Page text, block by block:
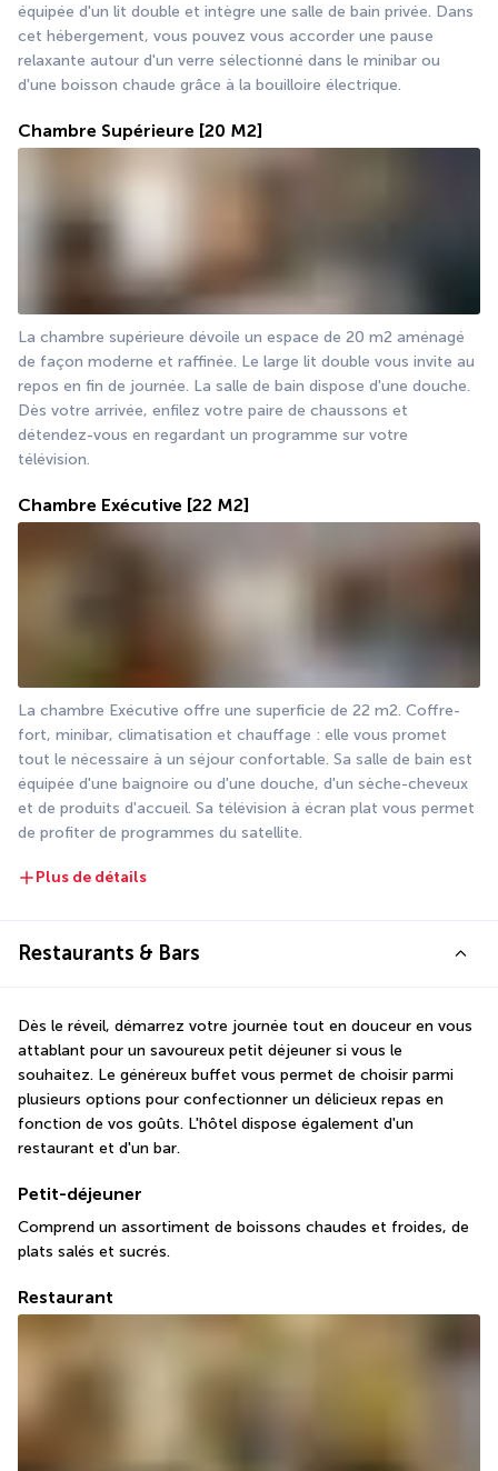
équipée d'un lit double et intègre une salle de bain privée. Dans
cet hébergement, vous pouvez vous accorder une pause
relaxante autour d'un verre sélectionné dans le minibar ou
d'une boisson chaude grâce à la bouilloire électrique.
Chambre Supérieure [20 M2]
La chambre supérieure dévoile un espace de 20 m2 aménagé
de façon moderne et raffinée. Le large lit double vous invite au
repos en fin de journée. La salle de bain dispose d'une douche.
Dès votre arrivée, enfilez votre paire de chaussons et
détendez-vous en regardant un programme sur votre
télévision.
Chambre Exécutive [22 M2]
La chambre Exécutive offre une superficie de 22 m2. Coffre-
fort, minibar, climatisation et chauffage : elle vous promet
tout le nécessaire à un séjour confortable. Sa salle de bain est
équipée d'une baignoire ou d'une douche, d'un sèche-cheveux
et de produits d'accueil. Sa télévision à écran plat vous permet
de profiter de programmes du satellite.
Plus de détails
Restaurants & Bars
Dès le réveil, démarrez votre journée tout en douceur en vous
attablant pour un savoureux petit déjeuner si vous le
souhaitez. Le généreux buffet vous permet de choisir parmi
plusieurs options pour confectionner un délicieux repas en
fonction de vos goûts. L'hôtel dispose également d'un
restaurant et d'un bar.
Petit-déjeuner
Comprend un assortiment de boissons chaudes et froides, de
plats salés et sucrés.
Restaurant